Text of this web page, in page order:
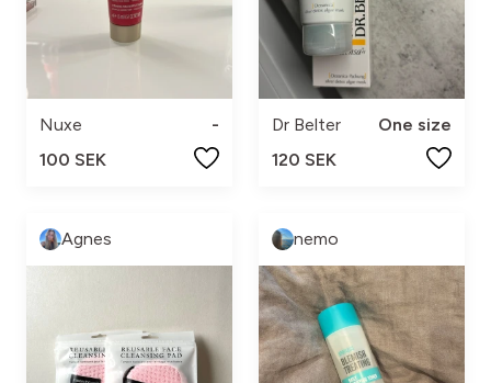
Nuxe
-
100 SEK
Dr Belter
One size
120 SEK
Agnes nemo